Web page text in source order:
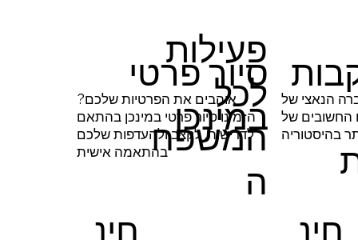
חינ
פעילות
לכל
המשפח
ה
סיור פרטי
במינכן
אוהבים את הפרטיות שלכם?
הזמינו סיור פרטי במינכן בהתאם
לדרישות, לקצב ולהעדפות שלכם
בהתאמה אישית
חינ
הנאצי של
החשובים של
בהיסטוריה